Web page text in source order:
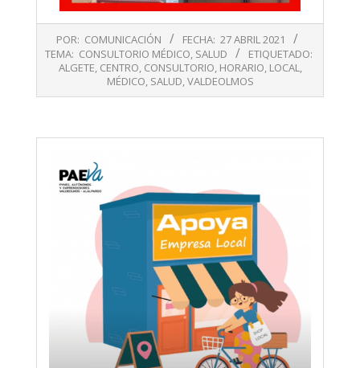
04-
POR: COMUNICACIÓN FECHA: 27 ABRIL 2021
TEMA: CONSULTORIO MÉDICO, SALUD
ETIQUETADO:
ALGETE, CENTRO, CONSULTORIO, HORARIO, LOCAL,
MÉDICO, SALUD,VALDEOLMOS